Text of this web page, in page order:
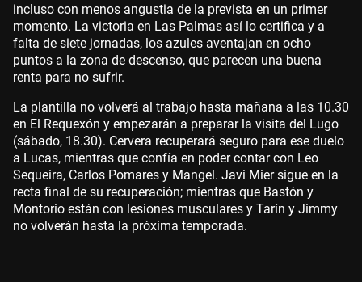
incluso con menos angustia de la prevista en un primer
momento. La victoria en Las Palmas así lo certifica y a
falta de siete jornadas, los azules aventajan en ocho
puntos a la zona de descenso, que parecen una buena
renta para no sufrir.
La plantilla no volverá al trabajo hasta mañana a las 10.30
en El Requexón y empezarán a preparar la visita del Lugo
(sábado, 18.30). Cervera recuperará seguro para ese duelo
a Lucas, mientras que confía en poder contar con Leo
Sequeira, Carlos Pomares y Mangel. Javi Mier sigue en la
recta final de su recuperación; mientras que Bastón y
Montorio están con lesiones musculares y Tarín y Jimmy
no volverán hasta la próxima temporada.